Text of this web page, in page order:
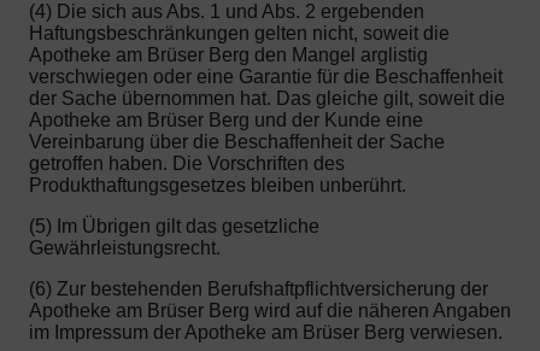
(4) Die sich aus Abs. 1 und Abs. 2 ergebenden
Haftungsbeschränkungen gelten nicht, soweit die
Apotheke am Brüser Berg den Mangel arglistig
verschwiegen oder eine Garantie für die Beschaffenheit
der Sache übernommen hat. Das gleiche gilt, soweit die
Apotheke am Brüser Berg und der Kunde eine
Vereinbarung über die Beschaffenheit der Sache
getroffen haben. Die Vorschriften des
Produkthaftungsgesetzes bleiben unberührt.
(5) Im Übrigen gilt das gesetzliche
Gewährleistungsrecht.
(6) Zur bestehenden Berufshaftpflichtversicherung der
Apotheke am Brüser Berg wird auf die näheren Angaben
im Impressum der Apotheke am Brüser Berg verwiesen.